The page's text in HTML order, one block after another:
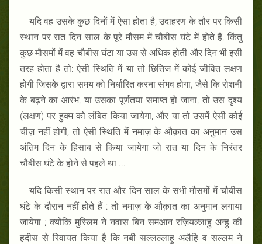
यदि वह उसके कुछ दिनों में ऐसा होता है, उदाहरण के तौर पर किसी
स्थान पर रात दिन साल के पूरे मौसम में चौबीस घंटे में होते हैं, किंतु
कुछ मौसमों में वह चौबीस घंटा या उस से अधिक होती और दिन भी इसी
तरह होता है तो: ऐसी स्थिति में या तो छितिज में कोई जीवित लक्षण
होगी जिसके द्वारा समय को निर्धारित करना संभव होगा, जैसे कि रोशनी
के बढ़ने का आरंभ, या उसका पूर्णतया समाप्त हो जाना, तो उस दृश्य
(लक्षण) पर हुक्म को लंबित किया जायेगा, और या तो उसमें ऐसी कोई
चीज़ नहीं होगी, तो ऐसी स्थिति में नमाज़ के औक़ात का अनुमान उस
अंतिम दिन के हिसाब से किया जायेगा जो रात या दिन के निरंतर
चौबीस घंटे के होने से पहले था ...
यदि किसी स्थान पर रात और दिन साल के सभी मौसमों में चौबीस
घंटे के दौरान नहीं होते हैं : तो नमाज़ के औक़ात का अनुमान लगाया
जायेगा ; क्योंकि मुस्लिम ने नवास बिन समआन रज़ियल्लाहु अन्हु की
हदीस से रिवायत किया है कि नबी सल्लल्लाहु अलैहि व सल्लम ने